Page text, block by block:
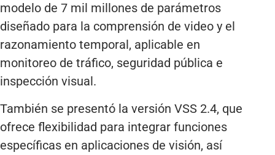
modelo de 7 mil millones de parámetros
diseñado para la comprensión de video y el
razonamiento temporal, aplicable en
monitoreo de tráfico, seguridad pública e
inspección visual.
También se presentó la versión VSS 2.4, que
ofrece flexibilidad para integrar funciones
específicas en aplicaciones de visión, así